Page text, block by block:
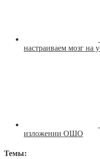
настраиваем мозг на
изложении ОШО
Темы: